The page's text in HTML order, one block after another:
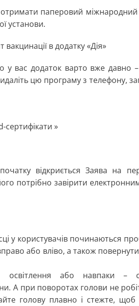
паперовий міжнародний
установи.
в додатку «Дія»
у вас додаток варто вже давно
цю програму з телефону,
сертифікати »
відкриється Заява на
потрібно завірити
у користувачів починаються
або вліво, а також
або навпаки –
А при поворотах голови не
голову плавно і стежте,